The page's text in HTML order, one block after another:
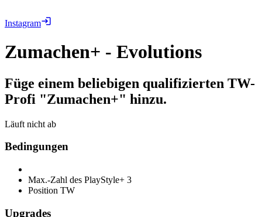
Instagram
Zumachen+ - Evolutions
Füge einem beliebigen qualifizierten TW-
Profi "Zumachen+" hinzu.
Läuft nicht ab
Bedingungen
Max.-Zahl des PlayStyle+ 3
Position TW
Upgrades